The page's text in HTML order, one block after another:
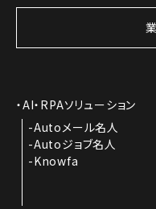
AI・RPAソリューション
Autoメール名人
Autoジョブ名人
Knowfa